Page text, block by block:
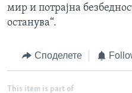
мир и потрајна
останува“.
Споделете
This item is part of